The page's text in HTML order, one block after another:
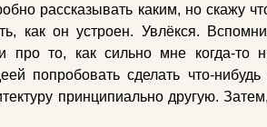
рассказывать каким, но скажу
как он устроен. Увлёкся.
про то, как сильно мне когда-то
попробовать сделать что-нибудь
принципиально другую.